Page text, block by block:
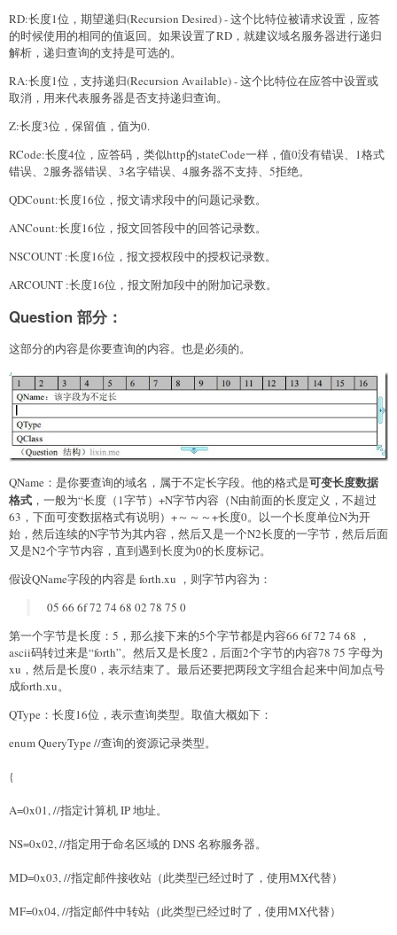
RD:长度1位，期望递归(Recursion Desired) - 这个比特位被请求设置，应答
的时候使用的相同的值返回。如果设置了RD，就建议域名服务器进行递归
解析，递归查询的支持是可选的。
RA:长度1位，支持递归(Recursion Available) - 这个比特位在应答中设置或
取消，用来代表服务器是否支持递归查询。
Z:长度3位，保留值，值为0.
RCode:长度4位，应答码，类似http的stateCode一样，值0没有错误、1格式
错误、2服务器错误、3名字错误、4服务器不支持、5拒绝。
QDCount:长度16位，报文请求段中的问题记录数。
ANCount:长度16位，报文回答段中的回答记录数。
NSCOUNT :长度16位，报文授权段中的授权记录数。
ARCOUNT :长度16位，报文附加段中的附加记录数。
Question 部分：
这部分的内容是你要查询的内容。也是必须的。
QName：是你要查询的域名，属于不定长字段。他的格式是可变长度数据
格式 ，一般为“长度（1字节）+N字节内容（N由前面的长度定义，不超过
63，下面可变数据格式有说明）+～～～+长度0。以一个长度单位N为开
始，然后连续的N字节为其内容，然后又是一个N2长度的一字节，然后后面
又是N2个字节内容，直到遇到长度为0的长度标记。
假设QName字段的内容是 forth.xu ，则字节内容为：
05 66 6f 72 74 68 02 78 75 0
第一个字节是长度：5，那么接下来的5个字节都是内容66 6f 72 74 68 ，
ascii码转过来是“forth”。然后又是长度2，后面2个字节的内容78 75 字母为
xu，然后是长度0，表示结束了。最后还要把两段文字组合起来中间加点号
成forth.xu。
QType：长度16位，表示查询类型。取值大概如下：
enum QueryType //查询的资源记录类型。
{
A=0x01, //指定计算机 IP 地址。
NS=0x02, //指定用于命名区域的 DNS 名称服务器。
MD=0x03, //指定邮件接收站（此类型已经过时了，使用MX代替）
MF=0x04, //指定邮件中转站（此类型已经过时了，使用MX代替）